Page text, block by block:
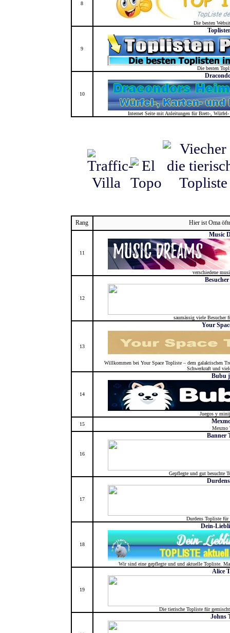
8
Die besten
9
Die besten
10
Internet Seite mit Anleitungen für Brett-,
Rang Hier ist Oma
11
Music
verschiedene
12
saumässig viele Besucher
13
Your
Willkommen bei Your Space Topliste – dem galaktischen
Schwerkraft und
14
Bubu
Juegos y
15
Mexmo
16
Banner
Gepflegte und gut besuchte
17
Durdens Topliste für
18
Dein-
Wir sind eine gepflegte und und aktuelle Topliste.
19
Alice
Die tierische Topliste für
Johns